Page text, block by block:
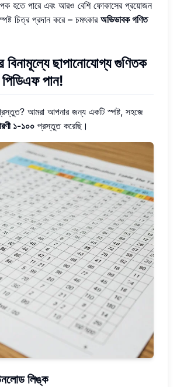
হতে পারে এবং আরও বেশি ফোকাসের প্রয়োজন
চিত্র প্রদান করে – চমৎকার অভিভাবক গণিত
ছাপানোযোগ্য গুণিতক
পান!
আমরা আপনার জন্য একটি স্পষ্ট, সহজে
১-১০০ প্রস্তুত করেছি।
লিঙ্ক